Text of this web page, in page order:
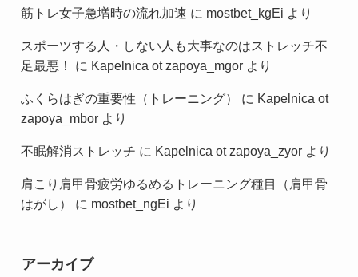
筋トレ女子急増時の流れ加速 に mostbet_kgEi より
スポーツする人・しない人も大事なのはストレッチ不
足最悪！
に Kapelnica ot zapoya_mgorより
ふくらはぎの重要性（トレーニング） に Kapelnica ot
zapoya_mborより
不眠解消ストレッチ に Kapelnica ot zapoya_zyorより
肩こり肩甲骨疲労ゆるめるトレーニング種目（肩甲骨
はがし）
に mostbet_ngEi より
アーカイブ